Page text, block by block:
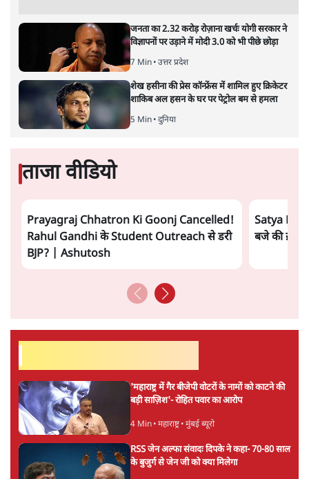
जनता का 2.32 करोड़ रोज़ाना खर्चः योगी सरकार ने
विज्ञापनों पर उड़ाने में मोदी 3.0 को भी पीछे छोड़ा
7 Min• उत्तर प्रदेश
शेख हसीना की प्रेस कॉन्फ्रेंस में शामिल हुए क्रिकेटर
शाकिब अल हसन के घर पर पेट्रोल बम से हमला
5 Min• दुनिया
ताजा वीडियो
Prayagraj Chhatron Ki Goonj Cancelled!
Rahul Gandhi के Student Outreach से डरी
BJP? | Ashutosh
Satya
बजे की ख़बरें
'महाराष्ट्र में गैर बीजेपी वोटरों के नामों को काटने की
बड़ी साज़िश'- रोहित पवार का आरोप
4 Min• महाराष्ट्र• मुंबई ब्यूरो
RSS जेन अल्फा संवादः दिपके ने कहा- 70-80 साल
के बुजुर्ग से जेन जी को क्या मिलेगा